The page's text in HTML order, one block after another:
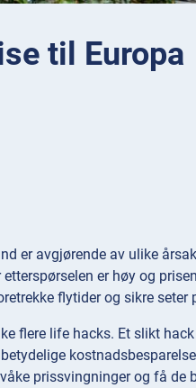
til Europa
er avgjørende av ulike
er høy og
flytider og sikre seter
flere life hacks. Et slikt
prissvingninger og få